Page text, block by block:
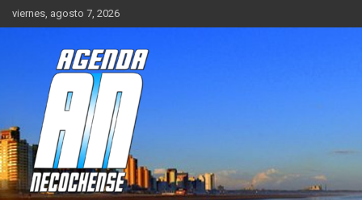
Saltar
al
viernes, agosto 7, 2026